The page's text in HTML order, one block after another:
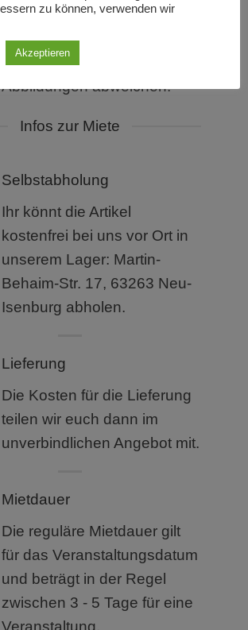
Bestandteil des Angebotes.
Die mietbaren Produkte
können von den
Abbildungen abweichen.
Infos zur Miete
Selbstabholung
Ihr könnt die Artikel
kostenfrei bei uns vor Ort in
unserem Lager: Martin-
Behaim-Str. 17, 63263 Neu-
Isenburg abholen.
Lieferung
Die Kosten für die Lieferung
teilen wir euch dann im
unverbindlichen Angebot mit.
Mietdauer
Die reguläre Mietdauer gilt
für das Veranstaltungsdatum
und beträgt in der Regel
zwischen 3 - 5 Tage für eine
Veranstaltung.
zu können, verwenden wir
Akzeptieren